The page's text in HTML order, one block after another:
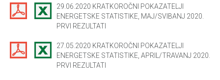
29.06.2020 KRATKOROČNI POKAZATELJI
ENERGETSKE STATISTIKE, MAJ/SVIBANJ 2020.
PRVI REZULTATI
27.05.2020 KRATKOROČNI POKAZATELJI
ENERGETSKE STATISTIKE, APRIL/TRAVANJ 2020.
PRVI REZULTATI